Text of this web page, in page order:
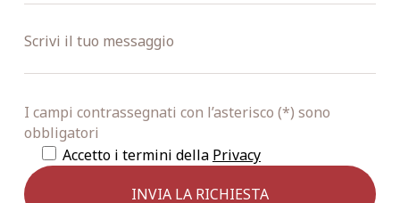
I campi contrassegnati con l’asterisco (*) sono
obbligatori
Accetto i termini della Privacy